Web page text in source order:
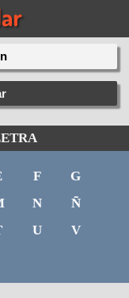
F
G
N
Ñ
U
V